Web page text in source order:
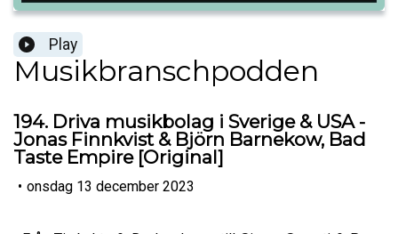
Play
Musikbranschpodden
194. Driva musikbolag i Sverige & USA -
Jonas Finnkvist & Björn Barnekow, Bad
Taste Empire [Original]
• onsdag 13 december 2023